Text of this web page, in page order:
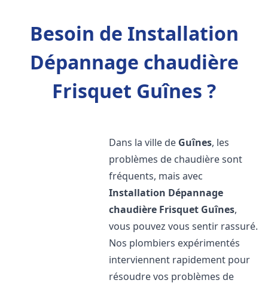
Besoin de Installation
Dépannage chaudière
Frisquet Guînes ?
Dans la ville de Guînes, les
problèmes de chaudière sont
fréquents, mais avec
Installation Dépannage
chaudière Frisquet Guînes,
vous pouvez vous sentir rassuré.
Nos plombiers expérimentés
interviennent rapidement pour
résoudre vos problèmes de